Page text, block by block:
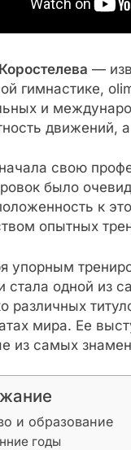
—
гимнастике,
и
движений,
свою
было
к
опытных
упорным
стала одной из
различных
мира. Ее
из самых
и образование
годы